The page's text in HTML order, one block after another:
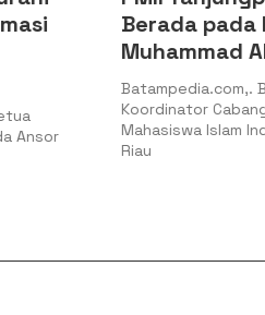
Ansor
Berada pada
Muhammad
Batampedia.com,.
Koordinator
Mahasiswa Islam
Riau